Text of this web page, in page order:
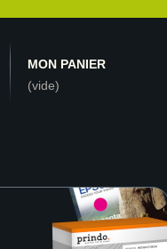
MON PANIER
(vide)